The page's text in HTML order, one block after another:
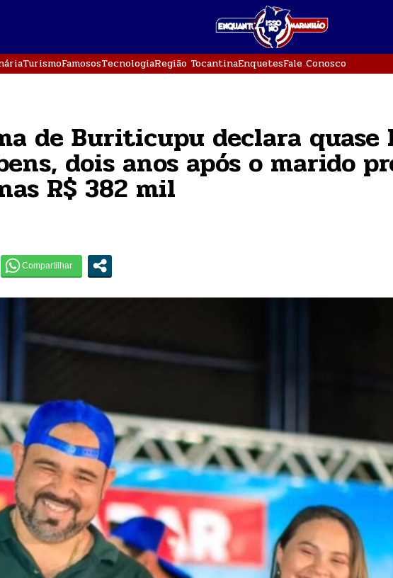
TurismoFamososTecnologiaRegião TocantinaEnquetesFale Conosco
de Buriticupu declara quase
dois anos após o marido
R$ 382 mil